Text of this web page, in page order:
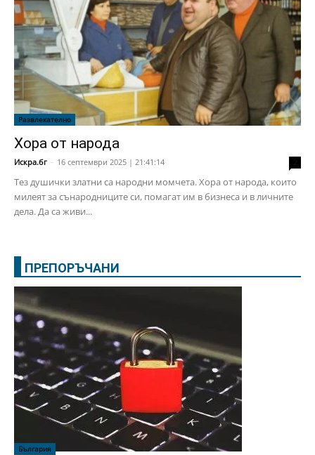
Развлекателно
Хора от народа
Искра.бг - 16 септември 2025 | 21:41:14
Тез душички златни са народни момчета. Хора от народа, които
милеят за сънародниците си, помагат им в бизнеса и в личните
дела. Да са живи...
ПРЕПОРЪЧАНИ
България